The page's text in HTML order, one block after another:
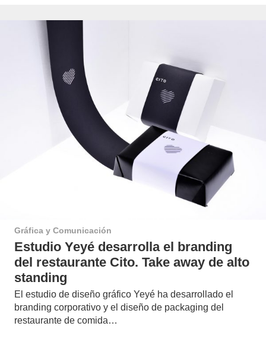
Gráfica y Comunicación
Estudio Yeyé desarrolla el branding
del restaurante Cito. Take away de alto
standing
El estudio de diseño gráfico Yeyé ha desarrollado el
branding corporativo y el diseño de packaging del
restaurante de comida…